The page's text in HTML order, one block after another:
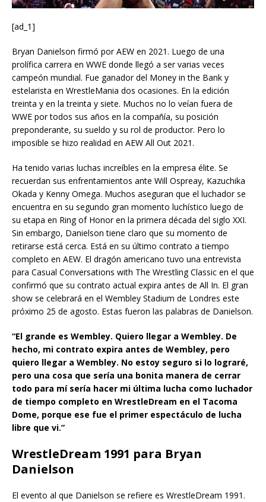
[ad_1]
Bryan Danielson firmó por AEW en 2021. Luego de una
prolífica carrera en WWE donde llegó a ser varias veces
campeón mundial. Fue ganador del Money in the Bank y
estelarista en WrestleMania dos ocasiones. En la edición
treinta y en la treinta y siete. Muchos no lo veían fuera de
WWE por todos sus años en la compañía, su posición
preponderante, su sueldo y su rol de productor. Pero lo
imposible se hizo realidad en AEW All Out 2021.
Ha tenido varias luchas increíbles en la empresa élite. Se
recuerdan sus enfrentamientos ante Will Ospreay, Kazuchika
Okada y Kenny Omega. Muchos aseguran que el luchador se
encuentra en su segundo gran momento luchístico luego de
su etapa en Ring of Honor en la primera década del siglo XXI.
Sin embargo, Danielson tiene claro que su momento de
retirarse está cerca. Está en su último contrato a tiempo
completo en AEW. El dragón americano tuvo una entrevista
para Casual Conversations with The Wrestling Classic en el que
confirmó que su contrato actual expira antes de All In. El gran
show se celebrará en el Wembley Stadium de Londres este
próximo 25 de agosto. Estas fueron las palabras de Danielson.
“El grande es Wembley. Quiero llegar a Wembley. De
hecho, mi contrato expira antes de Wembley, pero
quiero llegar a Wembley. No estoy seguro si lo lograré,
pero una cosa que sería una bonita manera de cerrar
todo para mí sería hacer mi última lucha como luchador
de tiempo completo en WrestleDream en el Tacoma
Dome, porque ese fue el primer espectáculo de lucha
libre que vi.”
WrestleDream 1991 para Bryan
Danielson
El evento al que Danielson se refiere es WrestleDream 1991.